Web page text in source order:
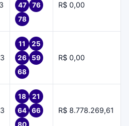
47
76
78
R$ 0,00
11
25
26
59
68
R$ 0,00
18
21
64
66
R$ 8.778.269,61